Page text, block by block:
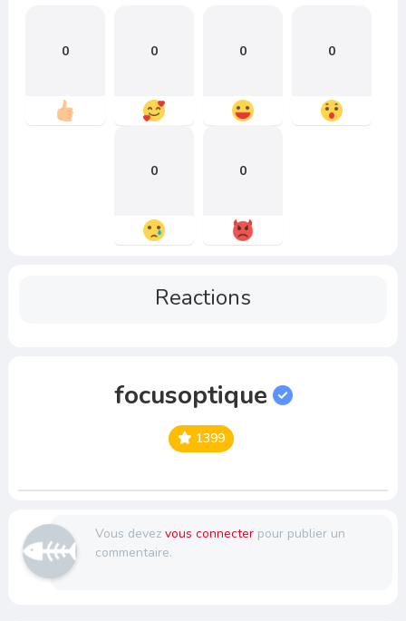
0 0 0 0
0 0
Reactions
focusoptique
1399
Vous devez vous connecterpour publier un
commentaire.